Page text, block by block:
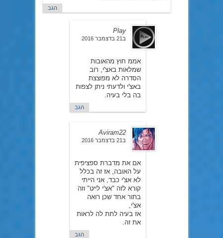
הגב
Play
ב21 בדצמבר 2016
אממ חוץ מהאובות
שמלאות באצ'י, רוב
הסדרה לא מפוצצת
באצ'י ולדעתי ניתן לצפות
בה בלי בעיה.
הגב
Aviram22
ב21 בדצמבר 2016
אם את מדברת ספציפית
על האובה, אז זה בכלל
לא אצ'י כבד, אני הייתי
קורא לזה "אצ'י לייט" וזה
בתור אחד שכן רואה
אצ'י,
אז בעיה לתת לה לראות
את זה.
הגב